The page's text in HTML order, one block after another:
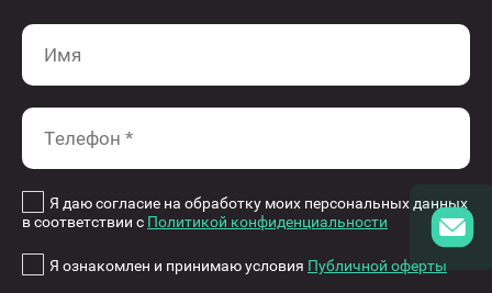
Я даю согласие на обработку моих персональных данных
в соответствии с Политикой конфиденциальности
Я ознакомлен и принимаю условия Публичной оферты